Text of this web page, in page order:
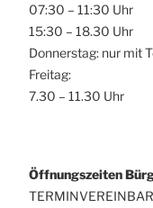
07:30 – 11:30 Uhr
15:30 – 18.30 Uhr
Donnerstag: nur mit
Freitag:
7.30 – 11.30 Uhr
Öffnungszeiten